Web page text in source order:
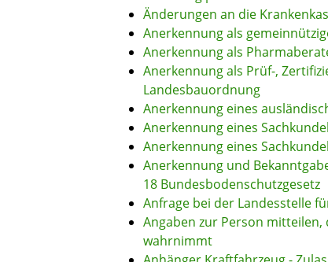
Änderungen an die
Anerkennung als
Anerkennung als
Anerkennung als Prüf-,
Landesbauordnung
Anerkennung eines
Anerkennung eines
Anerkennung eines
Anerkennung und
18 Bundesbodenschutzgesetz
Anfrage bei der Landesstelle
Angaben zur Person
wahrnimmt